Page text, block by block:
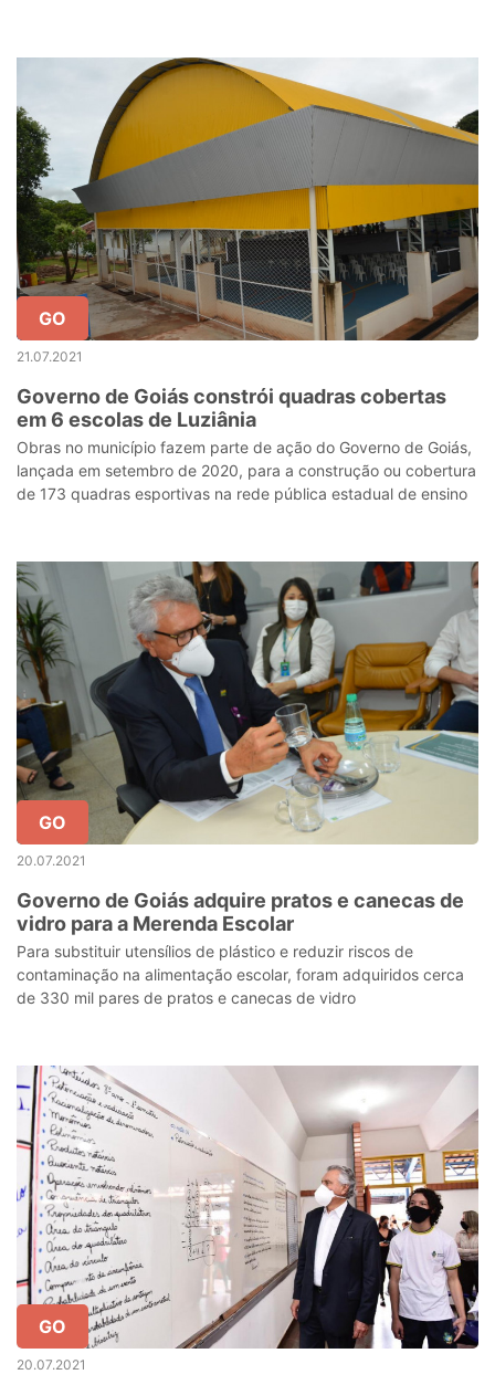
GO
21.07.2021
Governo de Goiás constrói quadras cobertas
em 6 escolas de Luziânia
Obras no município fazem parte de ação do Governo de Goiás,
lançada em setembro de 2020, para a construção ou cobertura
de 173 quadras esportivas na rede pública estadual de ensino
GO
20.07.2021
Governo de Goiás adquire pratos e canecas de
vidro para a Merenda Escolar
Para substituir utensílios de plástico e reduzir riscos de
contaminação na alimentação escolar, foram adquiridos cerca
de 330 mil pares de pratos e canecas de vidro
GO
20.07.2021